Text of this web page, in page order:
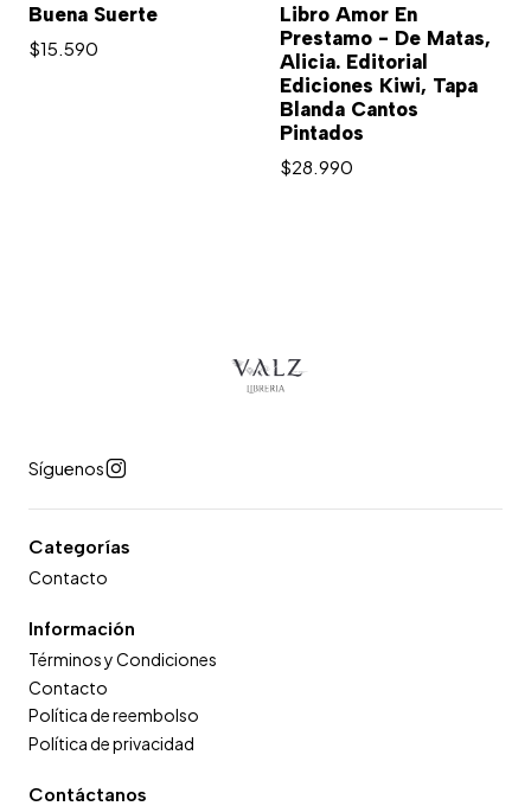
Buena Suerte
$15.590
Libro Amor En
Prestamo - De Matas,
Alicia. Editorial
Ediciones Kiwi, Tapa
Blanda Cantos
Pintados
$28.990
Síguenos
Categorías
Contacto
Información
Términos y Condiciones
Contacto
Política de reembolso
Política de privacidad
Contáctanos